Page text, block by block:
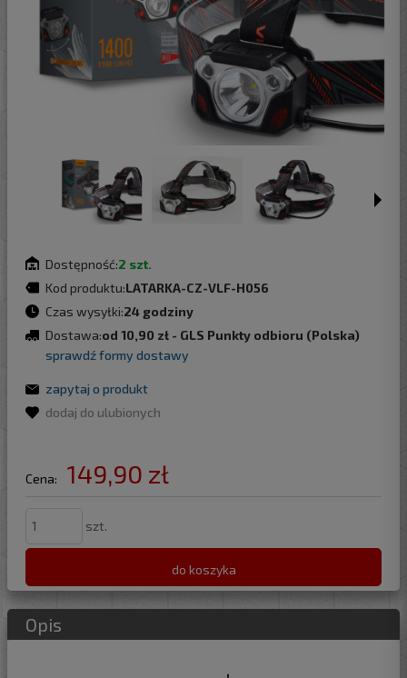
Dostępność:2 szt.
Kod produktu:LATARKA-CZ-VLF-H056
Czas wysyłki:24 godziny
Dostawa:od 10,90 zł - GLS Punkty odbioru (Polska)
sprawdź formy dostawy
zapytaj o produkt
dodaj do ulubionych
Cena: 149,90 zł
szt.
do koszyka
Opis